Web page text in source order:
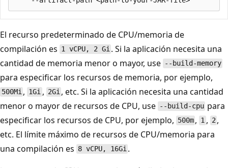
El recurso predeterminado de CPU/memoria de
compilación es 1 vCPU, 2 Gi . Si la aplicación necesita una
cantidad de memoria menor o mayor, use --build-memory
para especificar los recursos de memoria, por ejemplo,
500Mi , 1Gi, 2Gi , etc. Si la aplicación necesita una cantidad
menor o mayor de recursos de CPU, use --build-cpu para
especificar los recursos de CPU, por ejemplo, 500m , 1, 2 ,
etc. El límite máximo de recursos de CPU/memoria para
una compilación es 8 vCPU, 16Gi .